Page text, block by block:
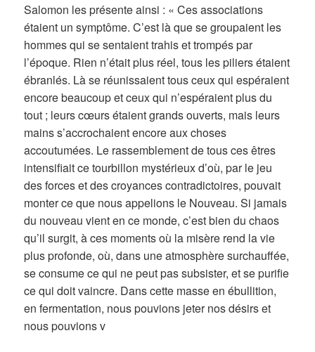
Salomon les présente ainsi : « Ces associations
étaient un symptôme. C’est là que se groupaient les
hommes qui se sentaient trahis et trompés par
l’époque. Rien n’était plus réel, tous les piliers étaient
ébranlés. Là se réunissaient tous ceux qui espéraient
encore beaucoup et ceux qui n’espéraient plus du
tout ; leurs cœurs étaient grands ouverts, mais leurs
mains s’accrochaient encore aux choses
accoutumées. Le rassemblement de tous ces êtres
intensifiait ce tourbillon mystérieux d’où, par le jeu
des forces et des croyances contradictoires, pouvait
monter ce que nous appelions le Nouveau. Si jamais
du nouveau vient en ce monde, c’est bien du chaos
qu’il surgit, à ces moments où la misère rend la vie
plus profonde, où, dans une atmosphère surchauffée,
se consume ce qui ne peut pas subsister, et se purifie
ce qui doit vaincre. Dans cette masse en ébullition,
en fermentation, nous pouvions jeter nos désirs et
nous pouvions v